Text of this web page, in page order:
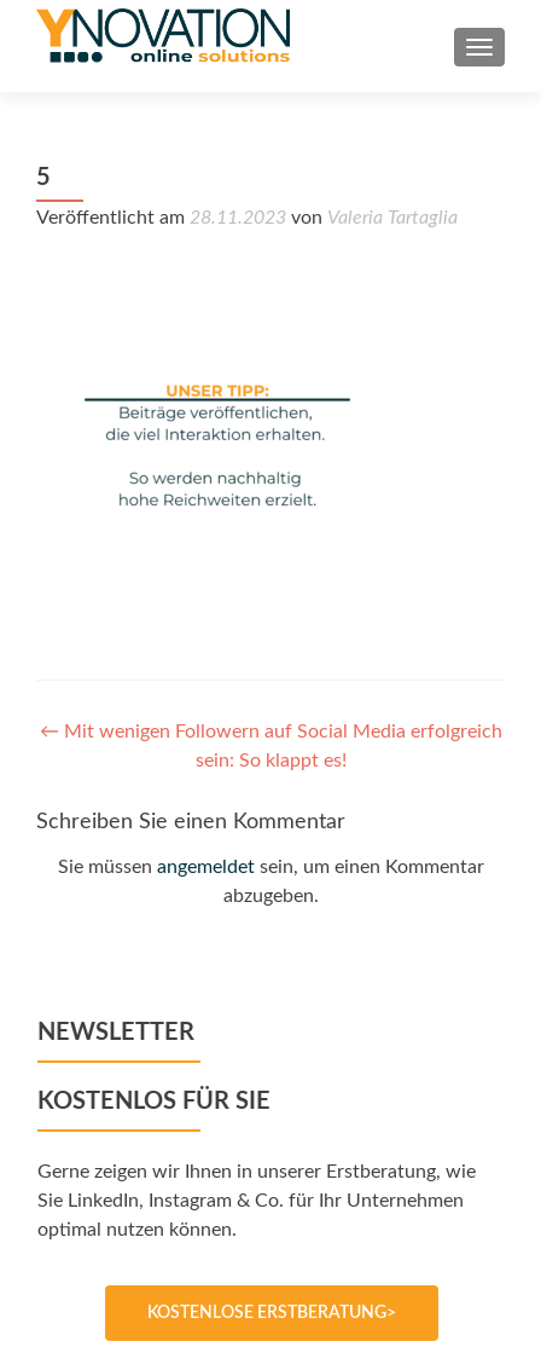
5
Veröffentlicht am 28.11.2023 von Valeria Tartaglia
Post
navigation
← Mit wenigen Followern auf Social Media erfolgreich
sein: So klappt es!
Schreiben Sie einen Kommentar
Sie müssen angemeldetsein, um einen Kommentar
abzugeben.
NEWSLETTER
KOSTENLOS FÜR SIE
Gerne zeigen wir Ihnen in unserer Erstberatung, wie
Sie LinkedIn, Instagram & Co. für Ihr Unternehmen
optimal nutzen können.
KOSTENLOSE ERSTBERATUNG>